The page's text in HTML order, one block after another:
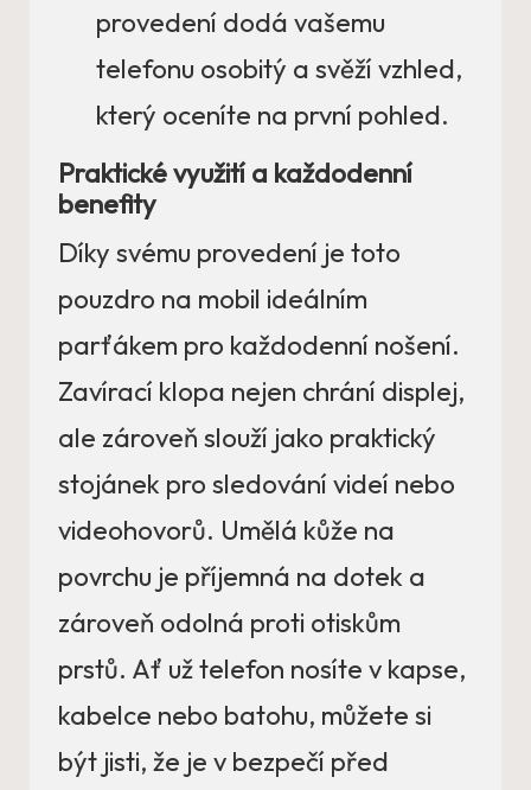
provedení dodá vašemu
telefonu osobitý a svěží vzhled,
který oceníte na první pohled.
Praktické využití a každodenní
benefity
Díky svému provedení je toto
pouzdro na mobil ideálním
parťákem pro každodenní nošení.
Zavírací klopa nejen chrání displej,
ale zároveň slouží jako praktický
stojánek pro sledování videí nebo
videohovorů. Umělá kůže na
povrchu je příjemná na dotek a
zároveň odolná proti otiskům
prstů. Ať už telefon nosíte v kapse,
kabelce nebo batohu, můžete si
být jisti, že je v bezpečí před